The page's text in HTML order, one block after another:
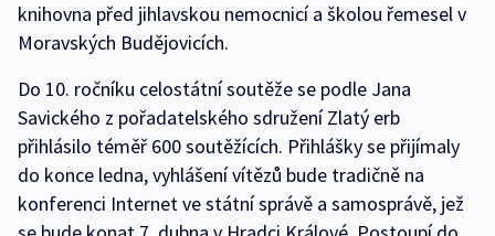
knihovna před jihlavskou nemocnicí a školou řemesel v
Moravských Budějovicích.
Do 10. ročníku celostátní soutěže se podle Jana
Savického z pořadatelského sdružení Zlatý erb
přihlásilo téměř 600 soutěžících. Přihlášky se přijímaly
do konce ledna, vyhlášení vítězů bude tradičně na
konferenci Internet ve státní správě a samosprávě, jež